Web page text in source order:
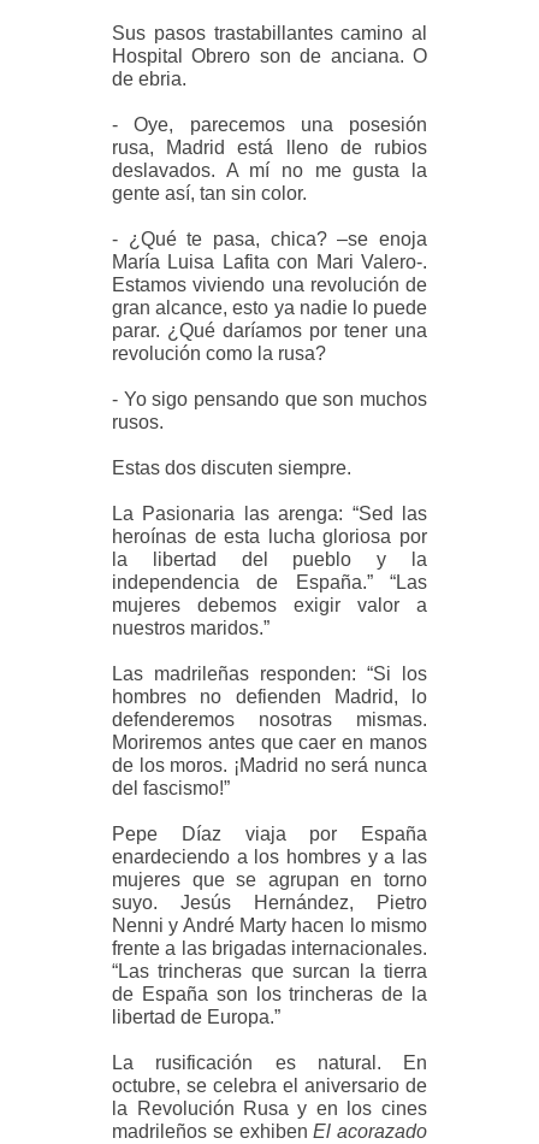
Sus pasos trastabillantes camino al
Hospital Obrero son de anciana. O
de ebria.
- Oye, parecemos una posesión
rusa, Madrid está lleno de rubios
deslavados. A mí no me gusta la
gente así, tan sin color.
- ¿Qué te pasa, chica? –se enoja
María Luisa Lafita con Mari Valero-.
Estamos viviendo una revolución de
gran alcance, esto ya nadie lo puede
parar. ¿Qué daríamos por tener una
revolución como la rusa?
- Yo sigo pensando que son muchos
rusos.
Estas dos discuten siempre.
La Pasionaria las arenga: “Sed las
heroínas de esta lucha gloriosa por
la libertad del pueblo y la
independencia de España.” “Las
mujeres debemos exigir valor a
nuestros maridos.”
Las madrileñas responden: “Si los
hombres no defienden Madrid, lo
defenderemos nosotras mismas.
Moriremos antes que caer en manos
de los moros. ¡Madrid no será nunca
del fascismo!”
Pepe Díaz viaja por España
enardeciendo a los hombres y a las
mujeres que se agrupan en torno
suyo. Jesús Hernández, Pietro
Nenni y André Marty hacen lo mismo
frente a las brigadas internacionales.
“Las trincheras que surcan la tierra
de España son los trincheras de la
libertad de Europa.”
La rusificación es natural. En
octubre, se celebra el aniversario de
la Revolución Rusa y en los cines
madrileños se exhibenEl acorazado